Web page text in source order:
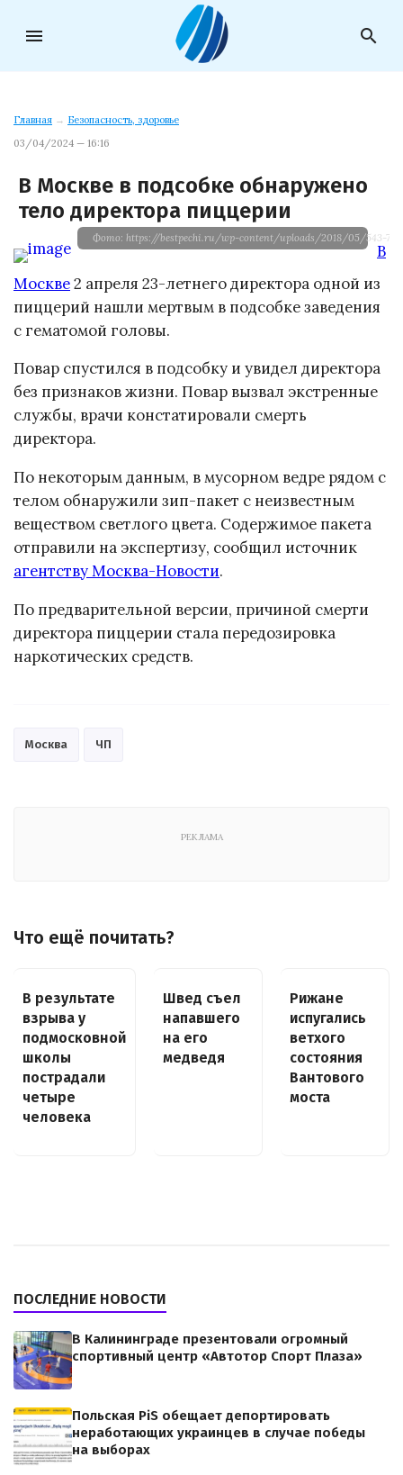
menu search
Главная → Безопасность, здоровье
03/04/2024 — 16:16
В Москве в подсобке обнаружено
тело директора пиццерии
Фото: https://bestpechi.ru/wp-content/uploads/2018/05/543-
В
Москве2 апреля 23-летнего директора одной из
пиццерий нашли мертвым в подсобке заведения
с гематомой головы.
Повар спустился в подсобку и увидел директора
без признаков жизни. Повар вызвал экстренные
службы, врачи констатировали смерть
директора.
По некоторым данным, в мусорном ведре рядом с
телом обнаружили зип-пакет с неизвестным
веществом светлого цвета. Содержимое пакета
отправили на экспертизу, сообщил источник
агентству Москва-Новости.
По предварительной версии, причиной смерти
директора пиццерии стала передозировка
наркотических средств.
Москва ЧП
РЕКЛАМА
Что ещё почитать?
В результате
взрыва у
подмосковной
школы
пострадали
четыре
человека
Швед съел
напавшего
на его
медведя
Рижане
испугались
ветхого
состояния
Вантового
моста
ПОСЛЕДНИЕ НОВОСТИ
В Калининграде презентовали огромный
спортивный центр «Автотор Спорт Плаза»
Польская PiS обещает депортировать
неработающих украинцев в случае победы
на выборах